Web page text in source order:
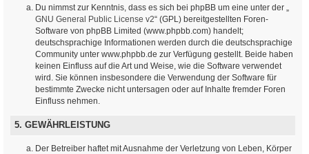
Du nimmst zur Kenntnis, dass es sich bei phpBB um eine unter der „
GNU General Public License v2“ (GPL) bereitgestellten Foren-
Software von phpBB Limited (www.phpbb.com) handelt;
deutschsprachige Informationen werden durch die deutschsprachige
Community unter www.phpbb.de zur Verfügung gestellt. Beide haben
keinen Einfluss auf die Art und Weise, wie die Software verwendet
wird. Sie können insbesondere die Verwendung der Software für
bestimmte Zwecke nicht untersagen oder auf Inhalte fremder Foren
Einfluss nehmen.
5. GEWÄHRLEISTUNG
Der Betreiber haftet mit Ausnahme der Verletzung von Leben, Körper